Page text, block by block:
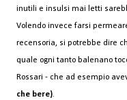
inutili e insulsi mai letti
Volendo invece farsi
recensoria, si potrebbe dire
quale ogni tanto balenano
Rossari - che ad esempio
che bere).